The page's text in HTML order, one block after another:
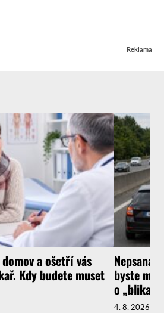
Reklama
a ošetří vás
Kdy budete muset
Nepsaná
byste
o
4. 8. 2026